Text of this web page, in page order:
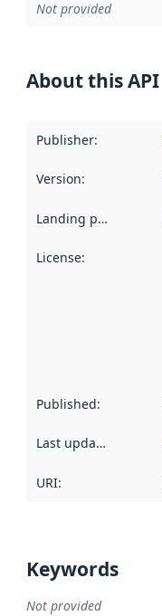
Not provided
About this API
Publisher:
Version:
Landing page
License:
Published:
Last updated
URI:
Keywords
Not provided